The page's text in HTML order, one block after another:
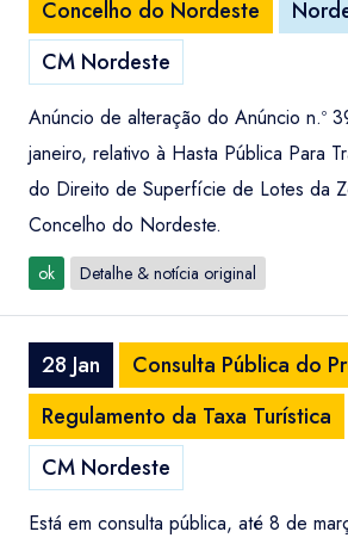
Concelho do Nordeste
CM Nordeste
Anúncio de alteração do Anúncio n.º
janeiro, relativo à Hasta Pública Para
do Direito de Superfície de Lotes da
Concelho do Nordeste.
ok Detalhe & notícia original
28 Jan
Consulta Pública do
Regulamento da Taxa Turística
CM Nordeste
Está em consulta pública, até 8 de